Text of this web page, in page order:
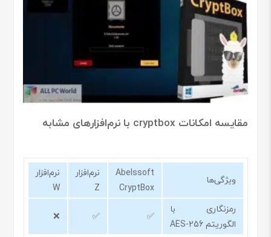
مقایسه امکانات cryptbox با نرم‌افزارهای مشابه
ویژگی‌ها
Abelssoft
CryptBox
نرم‌افزار
Z
نرم‌افزار
W
رمزنگاری با
الگوریتم AES-256
✅
✅
❌